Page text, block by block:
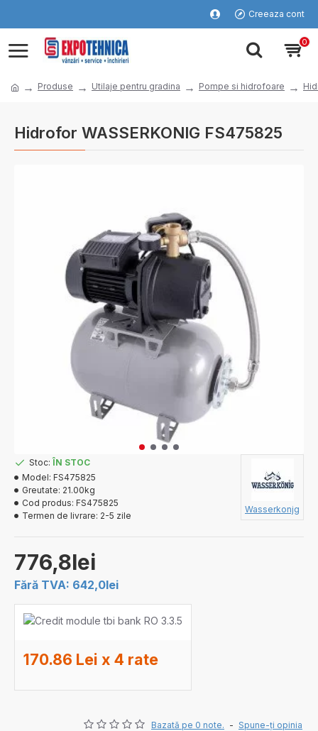
Creeaza cont
0
Produse Utilaje pentru gradina Pompe si hidrofoare
Hidrofor WASSERKONIG FS475825
Bazată pe 0 note. - Spune-ţi opinia
776,8lei
Fără TVA: 642,0lei
Stoc: ÎN STOC
Model: FS475825
Greutate: 21.00kg
Cod produs: FS475825
Termen de livrare: 2-5 zile
Wasserkonjg
170.86 Lei x 4 rate